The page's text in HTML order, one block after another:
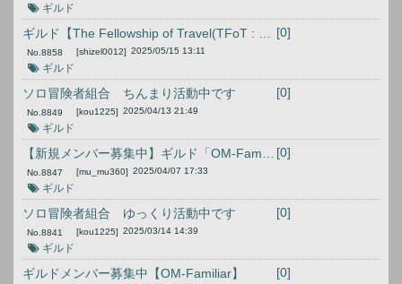
ギルド
No. 8858
[0]
[shizel0012] 2025/05/15 13:11
ギルド
No. 8849
ソロ冒険者組合 ちんまり活動中です [0]
[kou1225] 2025/04/13 21:49
ギルド
No. 8847
[0]
[mu_mu360] 2025/04/07 17:33
ギルド
No. 8841
ソロ冒険者組合 ゆっくり活動中です [0]
[kou1225] 2025/03/14 14:39
ギルド
ギルドメンバー募集中【OM-Familiar】 [0]